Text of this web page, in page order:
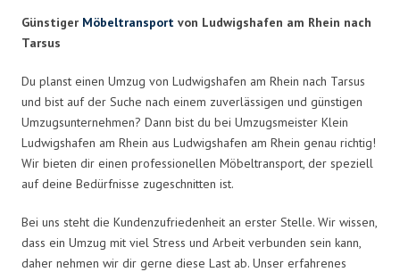
Günstiger Möbeltransport von Ludwigshafen am Rhein nach
Tarsus
Du planst einen Umzug von Ludwigshafen am Rhein nach Tarsus
und bist auf der Suche nach einem zuverlässigen und günstigen
Umzugsunternehmen? Dann bist du bei Umzugsmeister Klein
Ludwigshafen am Rhein aus Ludwigshafen am Rhein genau richtig!
Wir bieten dir einen professionellen Möbeltransport, der speziell
auf deine Bedürfnisse zugeschnitten ist.
Bei uns steht die Kundenzufriedenheit an erster Stelle. Wir wissen,
dass ein Umzug mit viel Stress und Arbeit verbunden sein kann,
daher nehmen wir dir gerne diese Last ab. Unser erfahrenes